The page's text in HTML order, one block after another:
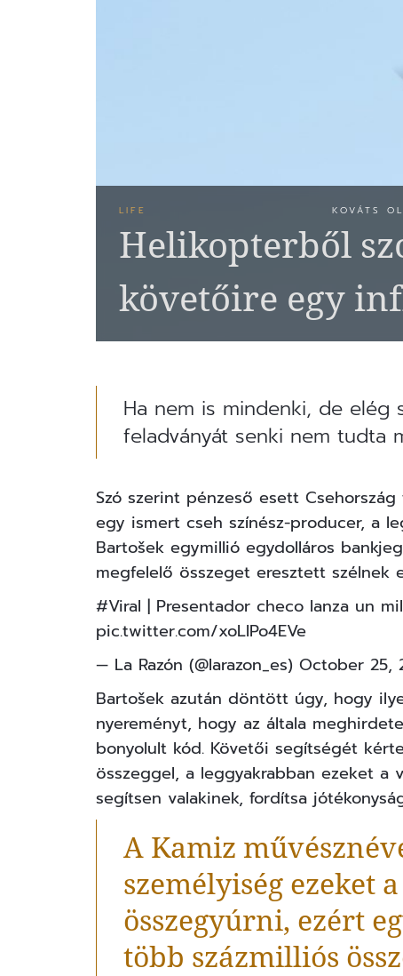
LIFE KOVÁTS
Helikopterből
követőire egy
Ha nem is mindenki, de elég
feladványát senki nem tudta
Szó szerint pénzeső esett
egy ismert cseh színész-producer, a
Bartošek egymillió egydolláros
megfelelő összeget eresztett szélnek
#Viral | Presentador checo lanza un
pic.twitter.com/xoLlPo4EVe
— La Razón (@larazon_es) October 25,
Bartošek azután döntött úgy, hogy
nyereményt, hogy az általa
bonyolult kód. Követői segítségét
összeggel, a leggyakrabban ezeket a
segítsen valakinek, fordítsa
A Kamiz
személyiség ezeket
összegyúrni, ezért
több százmilliós